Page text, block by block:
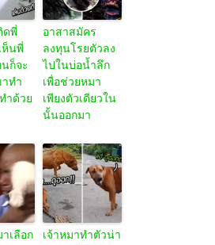
ดพี่
ห็นพี่
ก็จะ
าทำ
ำด้วย
อาสาสมัคร
ลงทุนโรยตัวลง
ไปในบ่อน้ำลึก
เพื่อช่วยหมา
เพียงตัวเดียวใน
นั้นออกมา
เลือก
เจ้าหมาทำตัวน่า